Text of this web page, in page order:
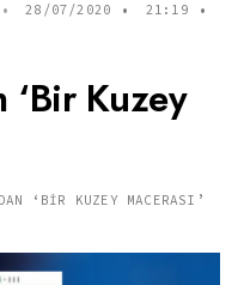
• 28/07/2020 • 21:19
•
‘Bir Kuzey
‘BIR KUZEY MACERASI’